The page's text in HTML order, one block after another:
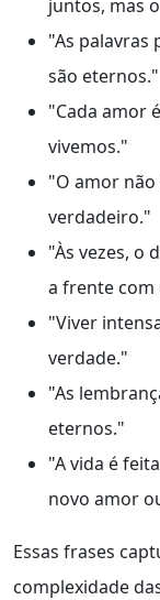
juntos, mas
"As palavras
são eternos."
"Cada amor
vivemos."
"O amor
verdadeiro."
"Às vezes, o
a frente com
"Viver
verdade."
"As
eternos."
"A vida é
novo amor
Essas frases
complexidade